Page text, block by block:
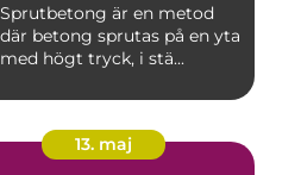
Sprutbetong är en metod
där betong sprutas på en yta
med högt tryck, i stä...
13. maj